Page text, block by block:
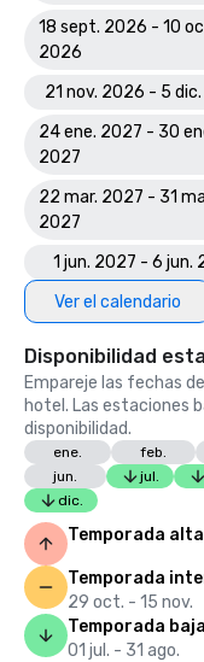
18 sept. 2026 - 10
2026
21 nov. 2026 - 5
24 ene. 2027 - 30
2027
22 mar. 2027 - 31
2027
1 jun. 2027 - 6 jun.
Ver el calendario
Disponibilidad
Empareje las fechas
hotel. Las estaciones
disponibilidad.
ene. feb.
jun.
jul.
dic.
Temporada alta
Temporada
29 oct. - 15 nov.
Temporada baja
01 jul. - 31 ago.